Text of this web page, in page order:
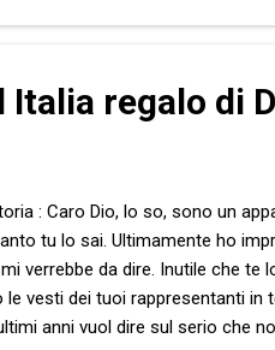
regalo di
: Caro Dio, lo so, sono un
tu lo sai. Ultimamente ho
verrebbe da dire. Inutile che
vesti dei tuoi rappresentanti
anni vuol dire sul serio che